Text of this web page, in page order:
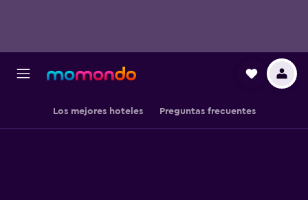
Los mejores hoteles Preguntas frecuentes